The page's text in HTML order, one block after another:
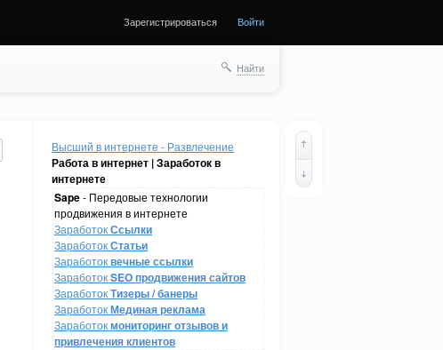
Зарегистрироваться Войти
Найти
Высший в интернете - Развлечение
Работа в интернет | Заработок в
интернете
Sape- Передовые технологии
продвижения в интернете
ЗаработокСсылки
ЗаработокСтатьи
Заработоквечные ссылки
ЗаработокSEO продвижения сайтов
ЗаработокТизеры / банеры
ЗаработокМединая реклама
Заработокмониторинг отзывов и
привлечения клиентов